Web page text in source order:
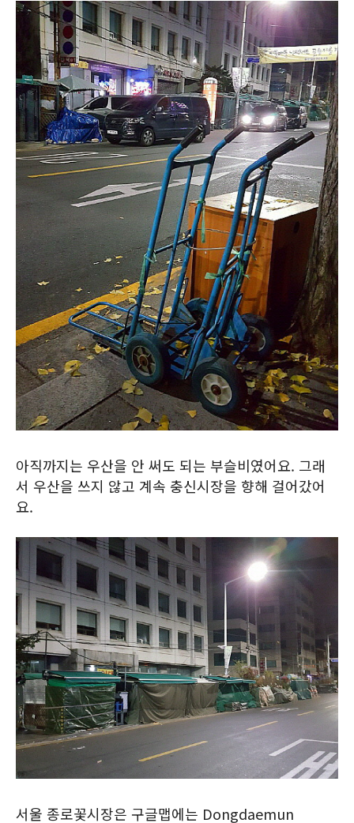
아직까지는 우산을 안 써도 되는 부슬비였어요. 그래
서 우산을 쓰지 않고 계속 충신시장을 향해 걸어갔어
요.
서울 종로꽃시장은 구글맵에는 Dongdaemun